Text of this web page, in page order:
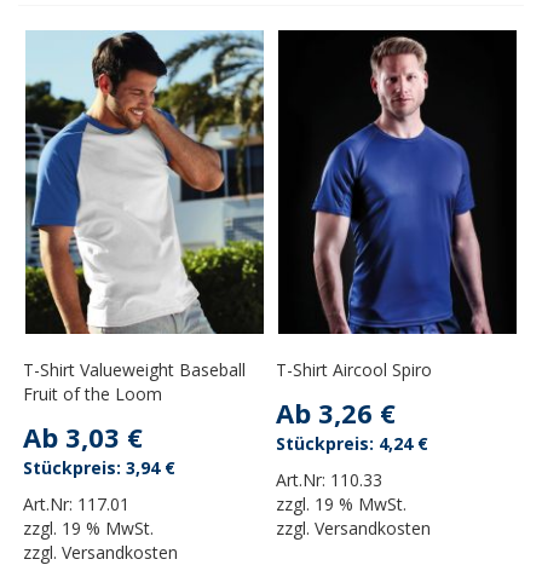
T-Shirt Valueweight Baseball
Fruit of the Loom
Ab 3,03 €
Art.Nr: 117.01
zzgl. 19 % MwSt.
zzgl.Versandkosten
3,94 €
T-Shirt Aircool Spiro
Ab 3,26 €
Art.Nr: 110.33
zzgl. 19 % MwSt.
zzgl.Versandkosten
4,24 €